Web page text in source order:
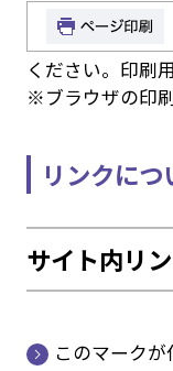
ください。印刷
※ブラウザの印
リンクにつ
サイト内リ
このマーク